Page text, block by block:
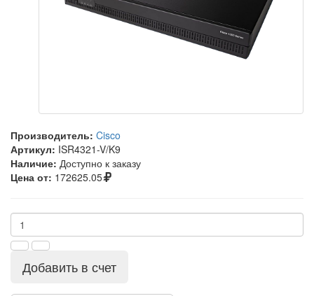
Производитель: Cisco
Артикул: ISR4321-V/K9
Наличие: Доступно к заказу
Цена от: 172625.05
Добавить в счет